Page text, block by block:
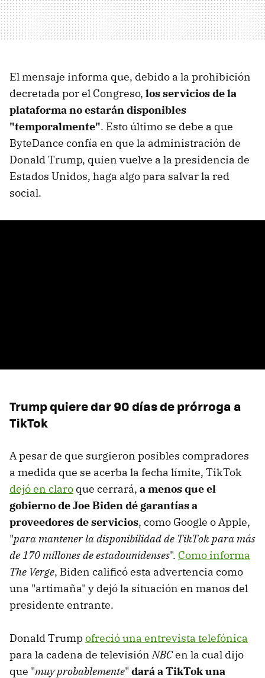
El mensaje informa que, debido a la prohibición
decretada por el Congreso, los servicios de la
plataforma no estarán disponibles
"temporalmente". Esto último se debe a que
ByteDance confía en que la administración de
Donald Trump, quien vuelve a la presidencia de
Estados Unidos, haga algo para salvar la red
social.
Trump quiere dar 90 días de prórroga a
TikTok
A pesar de que surgieron posibles compradores
a medida que se acerba la fecha límite, TikTok
dejó en claro que cerrará, a menos que el
gobierno de Joe Biden dé garantías a
proveedores de servicios, como Google o Apple,
"para mantener la disponibilidad de TikTok para más
de 170 millones de estadounidenses". Como informa
The Verge, Biden calificó esta advertencia como
una "artimaña" y dejó la situación en manos del
presidente entrante.
Donald Trumpofreció una entrevista telefónica
para la cadena de televisiónNBCen la cual dijo
que "muy probablemente" dará a TikTok una